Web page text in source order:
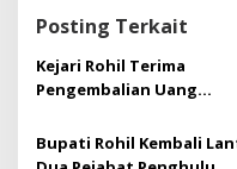
p
s
Posting Terkait
Kejari Rohil Terima
Pengembalian Uang
Kasus Korupsi ADK
Bupati Rohil Kembali